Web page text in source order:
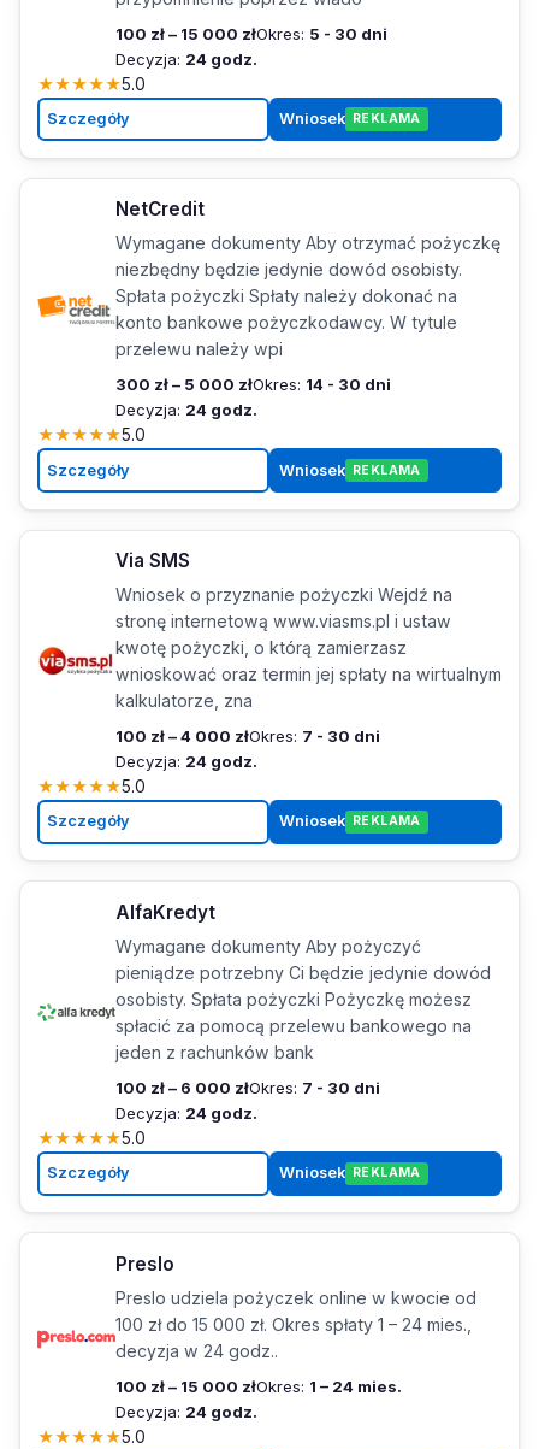
100 zł – 15 000 złOkres: 5 - 30 dni
Decyzja: 24 godz.
★★★★★5.0
Szczegóły Wniosek REKLAMA
NetCredit
Wymagane dokumenty Aby otrzymać pożyczkę
niezbędny będzie jedynie dowód osobisty.
Spłata pożyczki Spłaty należy dokonać na
konto bankowe pożyczkodawcy. W tytule
przelewu należy wpi
300 zł – 5 000 złOkres: 14 - 30 dni
Decyzja: 24 godz.
★★★★★5.0
Szczegóły Wniosek REKLAMA
Via SMS
Wniosek o przyznanie pożyczki Wejdź na
stronę internetową www.viasms.pl i ustaw
kwotę pożyczki, o którą zamierzasz
wnioskować oraz termin jej spłaty na wirtualnym
kalkulatorze, zna
100 zł – 4 000 złOkres: 7 - 30 dni
Decyzja: 24 godz.
★★★★★5.0
Szczegóły Wniosek REKLAMA
AlfaKredyt
Wymagane dokumenty Aby pożyczyć
pieniądze potrzebny Ci będzie jedynie dowód
osobisty. Spłata pożyczki Pożyczkę możesz
spłacić za pomocą przelewu bankowego na
jeden z rachunków bank
100 zł – 6 000 złOkres: 7 - 30 dni
Decyzja: 24 godz.
★★★★★5.0
Szczegóły Wniosek REKLAMA
Preslo
Preslo udziela pożyczek online w kwocie od
100 zł do 15 000 zł. Okres spłaty 1 – 24 mies.,
decyzja w 24 godz..
100 zł – 15 000 złOkres: 1 – 24 mies.
Decyzja: 24 godz.
★★★★★5.0